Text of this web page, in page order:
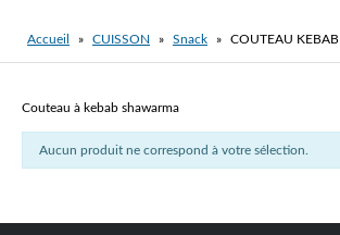
Accueil » CUISSON » Snack » COUTEAU KEBAB
Couteau à kebab shawarma
Aucun produit ne correspond à votre sélection.